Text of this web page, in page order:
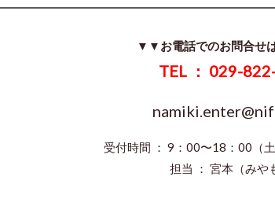
▼▼お電話でのお問合せ
TEL ： 029-
受付時間 ： 9：00〜18：00（
担当 ： 宮本（みや